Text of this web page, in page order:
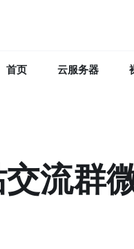
首页 云服务器
流群